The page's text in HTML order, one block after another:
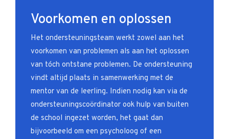
Voorkomen en oplossen
Het ondersteuningsteam werkt zowel aan het
voorkomen van problemen als aan het oplossen
van tóch ontstane problemen. De ondersteuning
vindt altijd plaats in samenwerking met de
mentor van de leerling. Indien nodig kan via de
ondersteuningscoördinator ook hulp van buiten
de school ingezet worden, het gaat dan
bijvoorbeeld om een psycholoog of een